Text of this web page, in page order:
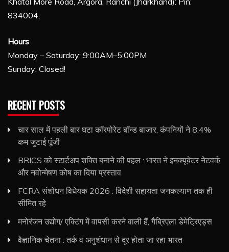
834004,
Hours
Monday – Saturday: 9:00AM–5:00PM
Sunday: Closed!
RECENT POSTS
चार साल में पहली बार घटा कॉरपोरेट बॉन्ड बाजार, कंपनियों ने 8.4%
कम जुटाई पूंजी
BRICS को स्टार्टअप शक्ति बनाने की पहल : भारत ने इनक्यूबेटर नेटवर्क
और नवोन्मेषण कोष का दिया प्रस्ताव
FCRA संशोधन विधेयक 2026 : विदेशी सहायता जनकल्याण तक ही
सीमित रहे
मनोरंजन उद्योग/ एक्टिंग में वापसी करने वाली हैं, गैब्रिएला डेमेट्रिएड्स
वैज्ञानिक चेतना : तर्क व अनुशंधान से दूर होता जा रहा भारत